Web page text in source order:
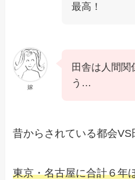
最高！
嫁
田舎は人間関
う…
昔からされている都会VS
東京・名古屋に合計６年